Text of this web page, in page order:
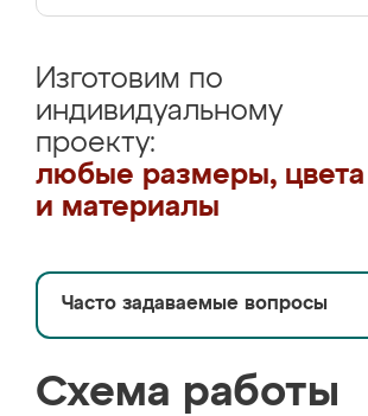
Изготовим по
индивидуальному
проекту:
любые размеры, цвета
и материалы
Часто задаваемые вопросы
Схема работы